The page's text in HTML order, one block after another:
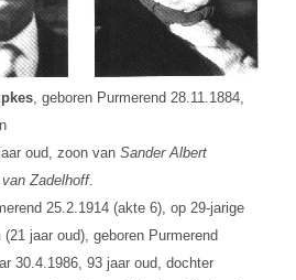
, geboren Purmerend 28.11.1884,
oud, zoon van Sander Albert
Zadelhoff.
25.2.1914 (akte 6), op 29-jarige
(21 jaar oud), geboren Purmerend
30.4.1986, 93 jaar oud, dochter